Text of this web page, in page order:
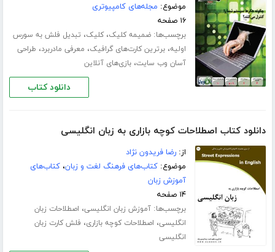
موضوع: مجله‌های کامپیوتری
۱۶ صفحه
برچسب‌ها:ضمیمه کلیک،کلیک، تبدیل فلش به سورس
اولیه،برترین کارت‌های گرافیک، معرفی مادربرد، طراحی
آسان وب سایت،بازی‌های آنلاین
دانلود کتاب
دانلود کتاب اصطلاحات کوچه بازاری به زبان انگلیسی
از:رضا فریدون نژاد
موضوع:کتاب‌های فرهنگ لغت و زبان،کتاب‌های
آموزش زبان
۱۴ صفحه
برچسب‌ها:آموزش زبان انگلیسی، اصطلاحات زبان
انگلیسی، اصطلاحات کوچه بازاری، فلش کارت زبان
انگلیسی